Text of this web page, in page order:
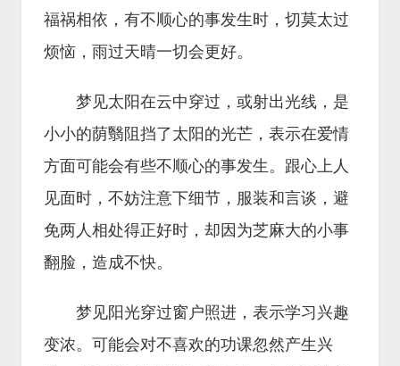
福祸相依，有不顺心的事发生时，切莫太过
烦恼，雨过天晴一切会更好。
梦见太阳在云中穿过，或射出光线，是
小小的荫翳阻挡了太阳的光芒，表示在爱情
方面可能会有些不顺心的事发生。跟心上人
见面时，不妨注意下细节，服装和言谈，避
免两人相处得正好时，却因为芝麻大的小事
翻脸，造成不快。
梦见阳光穿过窗户照进，表示学习兴趣
变浓。可能会对不喜欢的功课忽然产生兴